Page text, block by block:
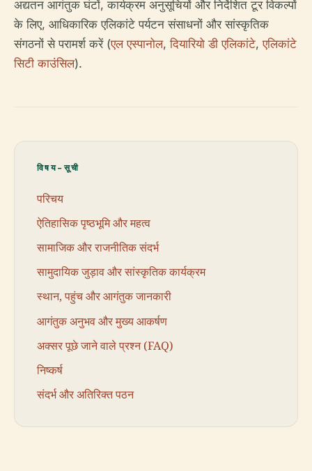
अद्यतन आगंतुक घंटों, कार्यक्रम अनुसूचियों और निर्देशित टूर विकल्पों
के लिए, आधिकारिक एलिकांटे पर्यटन संसाधनों और सांस्कृतिक
संगठनों से परामर्श करें (एल एस्पानोल,दियारियो डी एलिकांटे,एलिकांटे
सिटी काउंसिल).
विषय-सूची
परिचय
ऐतिहासिक पृष्ठभूमि और महत्व
सामाजिक और राजनीतिक संदर्भ
सामुदायिक जुड़ाव और सांस्कृतिक कार्यक्रम
स्थान, पहुंच और आगंतुक जानकारी
आगंतुक अनुभव और मुख्य आकर्षण
अक्सर पूछे जाने वाले प्रश्न (FAQ)
निष्कर्ष
संदर्भ और अतिरिक्त पठन